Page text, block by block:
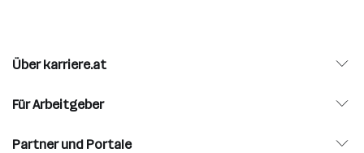
Über karriere.at
Für Arbeitgeber
Partner und Portale